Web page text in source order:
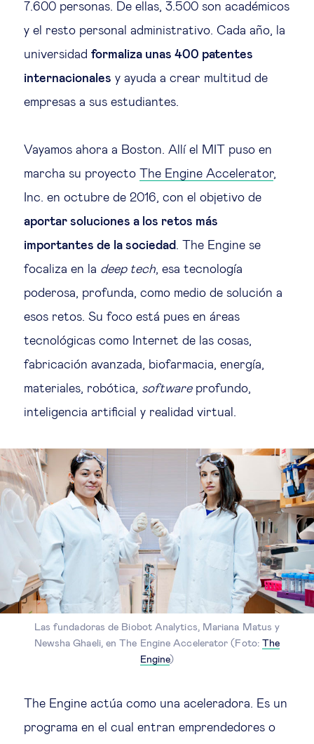
7.600 personas. De ellas, 3.500 son académicos
y el resto personal administrativo. Cada año, la
universidad formaliza unas 400 patentes
internacionales y ayuda a crear multitud de
empresas a sus estudiantes.
Vayamos ahora a Boston. Allí el MIT puso en
marcha su proyecto
The Engine Accelerator,
Inc. en octubre de 2016, con el objetivo de
aportar soluciones a los retos más
importantes de la sociedad. The Engine se
focaliza en la deep tech, esa tecnología
poderosa, profunda, como medio de solución a
esos retos. Su foco está pues en áreas
tecnológicas como Internet de las cosas,
fabricación avanzada, biofarmacia, energía,
materiales, robótica, softwareprofundo,
inteligencia artificial y realidad virtual.
Las fundadoras de Biobot Analytics, Mariana Matus y
Newsha Ghaeli, en The Engine Accelerator (Foto: The
Engine)
The Engine actúa como una aceleradora. Es un
programa en el cual entran emprendedores o